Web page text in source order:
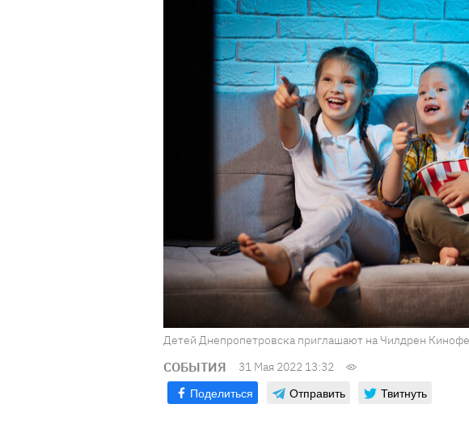
Детей Днепропетровска приглашают на Чилдрен
СОБЫТИЯ 31 Мая 2022 13:32
Поделиться Отправить Твитнуть